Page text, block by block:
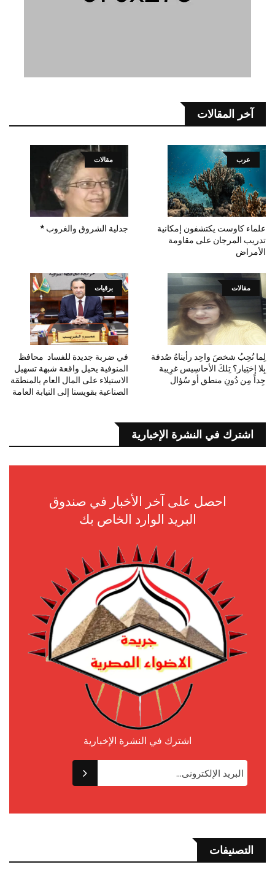
آخر المقالات
عرب
علماء كاوست يكتشفون إمكانية
تدريب المرجان على مقاومة
الأمراض
مقالات
جدلية الشروق والغروب *
مقالات
لِما نُحِبُ شخصَ واحِد رأيناهُ صُدفة
بِلا إختِيار؟ تِلكَ الأحاسِيس غرِيبة
جِداً مِن دُونِ منطق أو سُؤال
برقيات
في ضربة جديدة للفساد محافظ
المنوفية يحيل واقعة شبهة تسهيل
الاستيلاء على المال العام بالمنطقة
الصناعية بقويسنا إلى النيابة العامة
اشترك في النشرة الإخبارية
احصل على آخر الأخبار في صندوق
البريد الوارد الخاص بك
اشترك في النشرة الإخبارية
التصنيفات